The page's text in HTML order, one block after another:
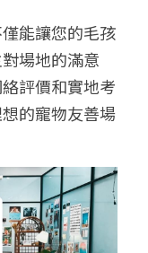
能讓您的毛孩
場地的滿意
評價和實地考
的寵物友善場